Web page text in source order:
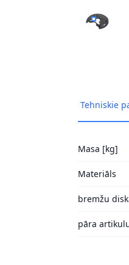
DUBĻU
Tehniskie
Masa [kg]
Materiāls
bremžu
pāra